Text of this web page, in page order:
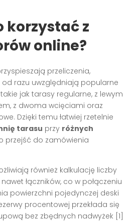
korzystać z
online?
przeliczenia,
od razu uwzględniają popularne
jak tarasy regularne, z lewym
z dwoma wcięciami oraz
Dzięki temu łatwiej rzetelnie
tarasu przy różnych
przejść do zamówienia
również kalkulację liczby
łączników, co w połączeniu
powierzchni pojedynczej deski
procentowej przekłada się
bez zbędnych nadwyżek [1]